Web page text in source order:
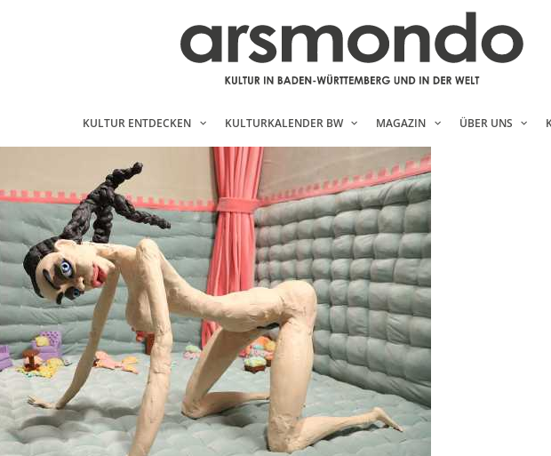
KULTUR ENTDECKEN KULTURKALENDER BW MAGAZIN ÜBER UNS